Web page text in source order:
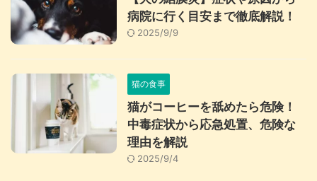
病院に行く目安まで徹底解説！
2025/9/9
猫の食事
猫がコーヒーを舐めたら危険！
中毒症状から応急処置、危険な
理由を解説
2025/9/4